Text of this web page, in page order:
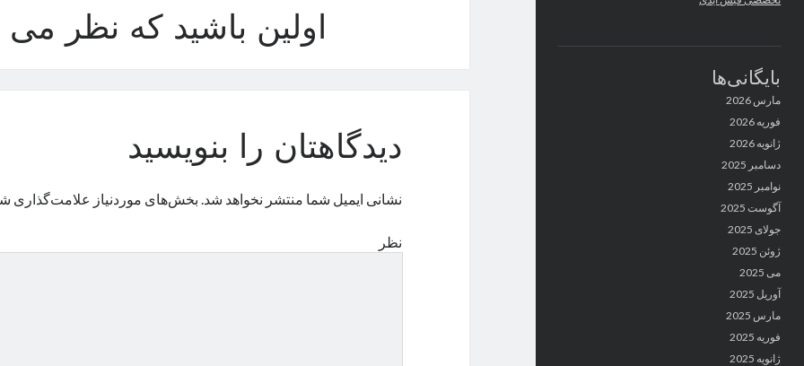
بایگانی‌ها
مارس 2026
فوریه 2026
ژانویه 2026
دسامبر 2025
نوامبر 2025
آگوست 2025
جولای 2025
ژوئن 2025
می 2025
آوریل 2025
مارس 2025
فوریه 2025
ژانویه 2025
اولین باشید که نظر می
دیدگاهتان را بنویسید
نشانی ایمیل شما منتشر نخواهد شد. بخش‌های موردنیاز علامت‌گذاری
نظر